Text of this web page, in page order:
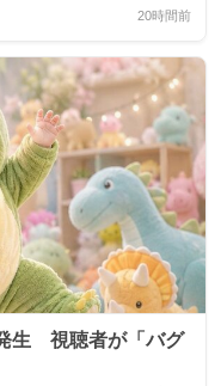
20時間前
生 視聴者が「バグ